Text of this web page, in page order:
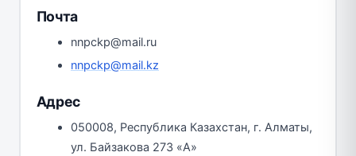
Почта
nnpckp@mail.ru
nnpckp@mail.kz
Адрес
050008, Республика Казахстан, г. Алматы,
ул. Байзакова 273 «А»